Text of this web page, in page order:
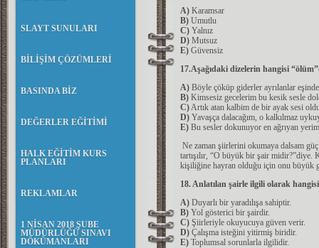
SLAYT SUNULARI
BİLİŞİM ÇÖZÜMLERİ
BASINDA BİZ
DEĞERLER EĞİTİMİ
HALK EĞİTİM KURS
PLANLARI
REKLAMLAR
1 NİSAN 2018 ŞUBE
MÜDÜRLÜĞÜ SINAVI
DÖKÜMANLARI
A) Karamsar
B) Umutlu
C) Yalnız
D) Mutsuz
E) Güvensiz
17.Aşağıdaki dizelerin hangisi
A) Böyle çöküp giderler ayrılanlar
B) Kimsesiz gecelerim bu kesik sesle
C)Artık atan kalbim de bir ayak sesi
D) Yavaşça dalacağım, o kalkılmaz
E) Bu sesler dokunuyor en ağrıyan
Ne zaman şiirlerini okumaya dalsam
tartışılır, “O büyük bir şair midir?”diye.
kişiliğine hayran olduğu için onu büyük
18. Anlatılan şairle ilgili olarak hangisi
A) Duyarlı bir yaradılışa sahiptir.
B) Yol gösterici bir şairdir.
C) Şiirleriyle okuyucuya güven verir.
D) Çalışma isteğini yitirmiş biridir.
E) Toplumsal sorunlarla ilgilidir.